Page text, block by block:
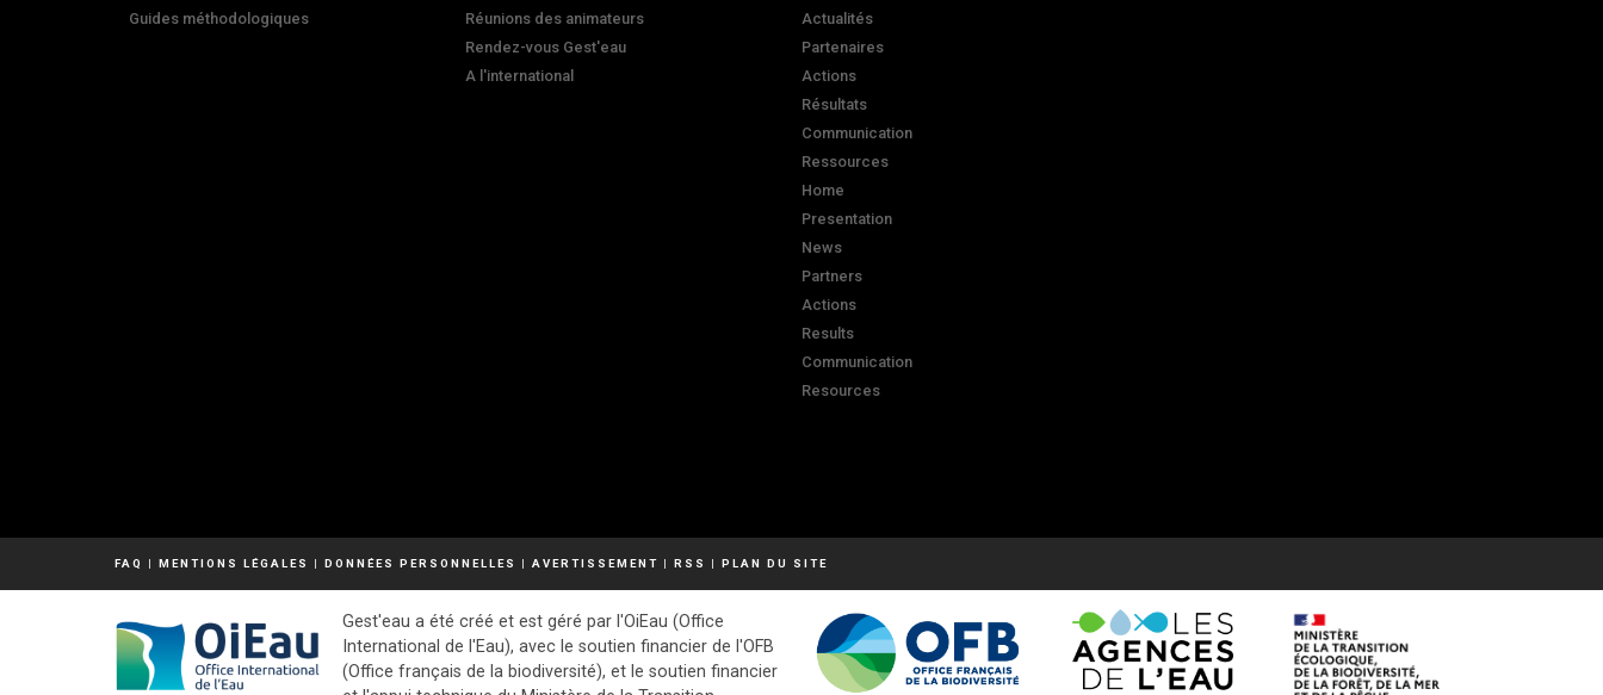
Guides méthodologiques
Réunions des animateurs
Rendez-vous Gest'eau
A l'international
Actualités
Partenaires
Actions
Résultats
Communication
Ressources
Home
Presentation
News
Partners
Actions
Results
Communication
Resources
FAQ | MENTIONS LÉGALES | DONNÉES PERSONNELLES | AVERTISSEMENT | RSS | PLAN DU SITE
Gest'eau a été créé et est géré par l'OiEau (Office
International de l'Eau), avec le soutien financier de l'OFB
(Office français de la biodiversité), et le soutien financier